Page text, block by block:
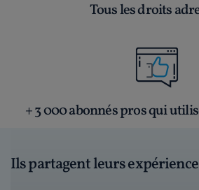
Tous les droits
+ 3 000 abonnés pros qui
Ils partagent leurs